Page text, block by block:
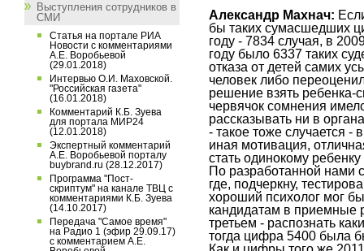
Александр Махнач:
бы таких сумасшедших
году - 7834 случая, в
году было 6337 таких
отказа от детей самих
человек либо
решение взять ребенка-
червячок сомнения
рассказывать ни в
- такое тоже случается -
иная мотивация,
стать одинокому
По разработанной нами
где, подчеркну,
хороший психолог мог
кандидатам в приемные
третьем - распознать
тогда цифра 5400 была
Выступления сотрудников в
СМИ
Статья на портале РИА
Новости с комментариями
А.Е. Воробьевой
(29.01.2018)
Интервью О.И. Маховской.
"Российская газета"
(16.01.2018)
Комментарий К.Б. Зуева
для портала МИР24
(12.01.2018)
Экспертный комментарий
А.Е. Воробьевой порталу
buybrand.ru (28.12.2017)
Программа "Пост-
скриптум" на канале ТВЦ с
комментариями К.Б. Зуева
(14.10.2017)
Передача "Самое время"
на Радио 1 (эфир 29.09.17)
с комментарием А.Е.